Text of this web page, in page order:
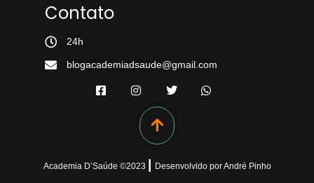
Contato
24h
blogacademiadsaude@gmail.com
Academia D’Saúde ©2023 | DesenvolvidoporAndré Pinho